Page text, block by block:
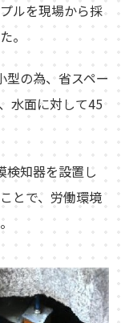
ルを現場から採
。
型の為、省スペー
水面に対して45
検知器を設置し
とで、労働環境